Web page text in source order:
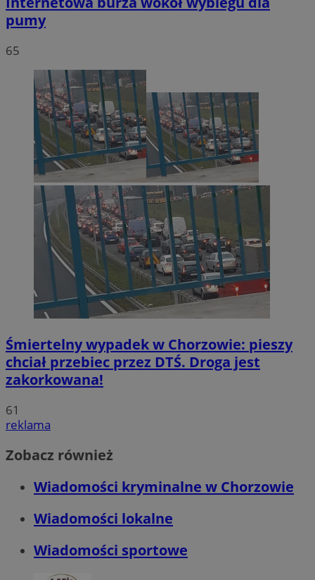
pumy
65
Śmiertelny wypadek w Chorzowie: pieszy
chciał przebiec przez DTŚ. Droga jest
zakorkowana!
61
reklama
Zobacz również
Wiadomości kryminalne w Chorzowie
Wiadomości lokalne
Wiadomości sportowe